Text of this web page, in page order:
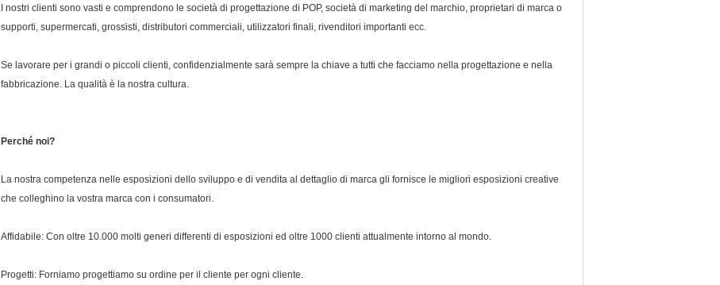
I nostri clienti sono vasti e comprendono le società di progettazione di POP, società di marketing del marchio, proprietari di marca o
supporti, supermercati, grossisti, distributori commerciali, utilizzatori finali, rivenditori importanti ecc.
Se lavorare per i grandi o piccoli clienti, confidenzialmente sarà sempre la chiave a tutti che facciamo nella progettazione e nella
fabbricazione. La qualità è la nostra cultura.
Perché noi?
La nostra competenza nelle esposizioni dello sviluppo e di vendita al dettaglio di marca gli fornisce le migliori esposizioni creative
che colleghino la vostra marca con i consumatori.
Affidabile: Con oltre 10.000 molti generi differenti di esposizioni ed oltre 1000 clienti attualmente intorno al mondo.
Progetti: Forniamo progettiamo su ordine per il cliente per ogni cliente.